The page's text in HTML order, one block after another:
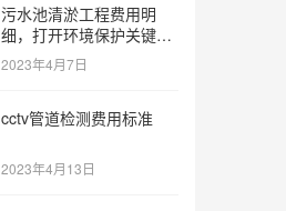
污水池清淤工程费用明
细，打开环境保护关键之
门 (污水池清淤工程报价
明细)
2023年4月7日
cctv管道检测费用标准
2023年4月13日